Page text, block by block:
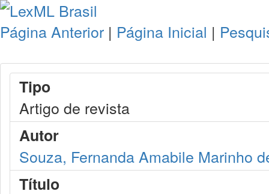
Página Anterior | Página Inicial |
Tipo
Artigo de revista
Autor
Souza, Fernanda Amabile Marinho
Título